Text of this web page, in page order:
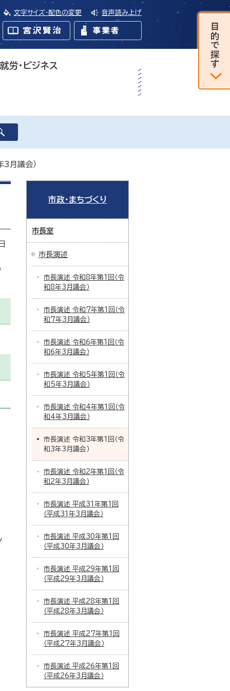
文字サイズ・配色の変更 音声読み上げ
労・ビジネス
月議会）
市政・まちづくり
市長室
市長演述
市長演述 令和8年第1回（令
和8年3月議会）
市長演述 令和7年第1回（令
和7年3月議会）
市長演述 令和6年第1回（令
和6年3月議会）
市長演述 令和5年第1回（令
和5年3月議会）
市長演述 令和4年第1回（令
和4年3月議会）
市長演述 令和3年第1回（令
和3年3月議会）
市長演述 令和2年第1回（令
和2年3月議会）
市長演述 平成31年第1回
（平成31年3月議会）
市長演述 平成30年第1回
（平成30年3月議会）
市長演述 平成29年第1回
（平成29年3月議会）
市長演述 平成28年第1回
（平成28年3月議会）
市長演述 平成27年第1回
（平成27年3月議会）
市長演述 平成26年第1回
（平成26年3月議会）